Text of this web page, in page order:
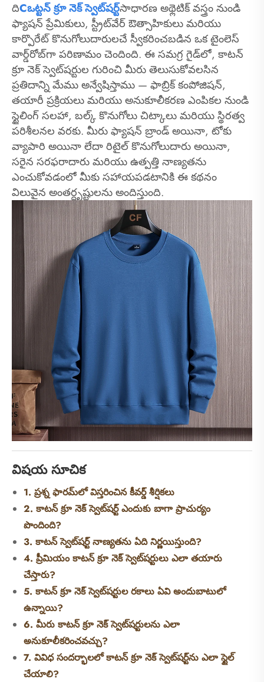
దిCఒట్టన్ క్రూ నెక్ స్వెట్‌షర్ట్సాధారణ అథ్లెటిక్ వస్త్రం నుండి
ఫ్యాషన్ ప్రేమికులు, స్ట్రీట్‌వేర్ ఔత్సాహికులు మరియు
కార్పొరేట్ కొనుగోలుదారులచే స్వీకరించబడిన ఒక టైంలెస్
వార్డ్‌రోబ్‌గా పరిణామం చెందింది. ఈ సమగ్ర గైడ్‌లో, కాటన్
క్రూ నెక్ స్వెట్‌షర్టుల గురించి మీరు తెలుసుకోవలసిన
ప్రతిదాన్ని మేము అన్వేషిస్తాము — ఫాబ్రిక్ కంపోజిషన్,
తయారీ ప్రక్రియలు మరియు అనుకూలీకరణ ఎంపికల నుండి
స్టైలింగ్ సలహా, బల్క్ కొనుగోలు చిట్కాలు మరియు స్థిరత్వ
పరిశీలనల వరకు. మీరు ఫ్యాషన్ బ్రాండ్ అయినా, టోకు
వ్యాపారి అయినా లేదా రిటైల్ కొనుగోలుదారు అయినా,
సరైన సరఫరాదారు మరియు ఉత్పత్తి నాణ్యతను
ఎంచుకోవడంలో మీకు సహాయపడటానికి ఈ కథనం
విలువైన అంతర్దృష్టులను అందిస్తుంది.
విషయ సూచిక
1. ప్రశ్న ఫారమ్‌లో విస్తరించిన కీవర్డ్ శీర్షికలు
2. కాటన్ క్రూ నెక్ స్వెట్‌షర్ట్ ఎందుకు బాగా ప్రాచుర్యం
పొందింది?
3. కాటన్ స్వెట్‌షర్ట్ నాణ్యతను ఏది నిర్ణయిస్తుంది?
4. ప్రీమియం కాటన్ క్రూ నెక్ స్వెట్‌షర్టులు ఎలా తయారు
చేస్తారు?
5. కాటన్ క్రూ నెక్ స్వెట్‌షర్టుల రకాలు ఏవి అందుబాటులో
ఉన్నాయి?
6. మీరు కాటన్ క్రూ నెక్ స్వెట్‌షర్టులను ఎలా
అనుకూలీకరించవచ్చు?
7. వివిధ సందర్భాలలో కాటన్ క్రూ నెక్ స్వెట్‌షర్ట్‌ను ఎలా స్టైల్
చేయాలి?